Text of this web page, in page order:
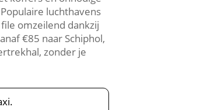
luchthavens
omzeilend dankzij
€85 naar Schiphol,
zonder je